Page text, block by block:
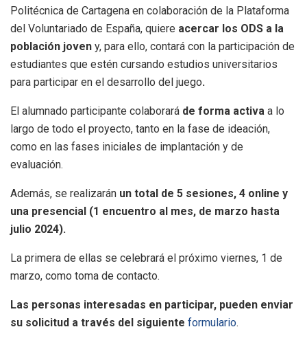
Politécnica de Cartagena en colaboración de la Plataforma
del Voluntariado de España, quiere acercar los ODS a la
población joven y, para ello, contará con la participación de
estudiantes que estén cursando estudios universitarios
para participar en el desarrollo del juego.
El alumnado participante colaborará de forma activa a lo
largo de todo el proyecto, tanto en la fase de ideación,
como en las fases iniciales de implantación y de
evaluación.
Además, se realizarán un total de 5 sesiones, 4 online y
una presencial (1 encuentro al mes, de marzo hasta
julio 2024).
La primera de ellas se celebrará el próximo viernes, 1 de
marzo, como toma de contacto.
Las personas interesadas en participar, pueden enviar
su solicitud a través del siguiente formulario.